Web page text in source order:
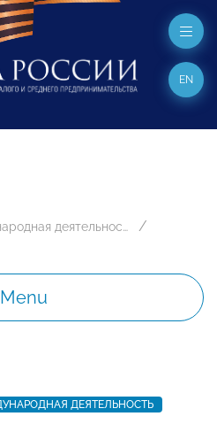
EN
Международная деятельность
Menu
ДЕЯТЕЛЬНОСТЬ